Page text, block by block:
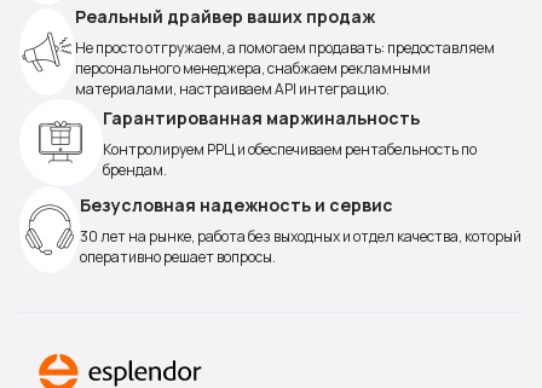
Реальный драйвер ваших продаж
Не просто отгружаем, а помогаем продавать: предоставляем
персонального менеджера, снабжаем рекламными
материалами, настраиваем API интеграцию.
Гарантированная маржинальность
Контролируем РРЦ и обеспечиваем рентабельность по
брендам.
Безусловная надежность и сервис
30 лет на рынке, работа без выходных и отдел качества, который
оперативно решает вопросы.